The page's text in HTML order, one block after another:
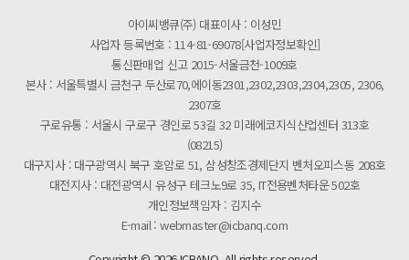
아이씨뱅큐(주) 대표이사 : 이성민
사업자 등록번호 : 114-81-69078[사업자정보확인]
통신판매업 신고 2015-서울금천-1009호
본사 : 서울특별시 금천구 두산로70,에이동2301,2302,2303,2304,2305, 2306,
2307호
구로유통 : 서울시 구로구 경인로 53길 32 미래에코지식산업센터 313호
(08215)
대구지사 : 대구광역시 북구 호암로 51, 삼성창조경제단지 벤처오피스동 208호
대전지사 : 대전광역시 유성구 테크노9로 35, IT전용벤처타운 502호
개인정보책임자 : 김지수
E-mail : webmaster@icbanq.com